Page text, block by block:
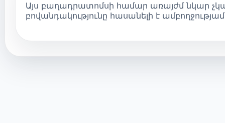
Այս բաղադրատոմսի համար առայժմ նկար
բովանդակությունը հասանելի է